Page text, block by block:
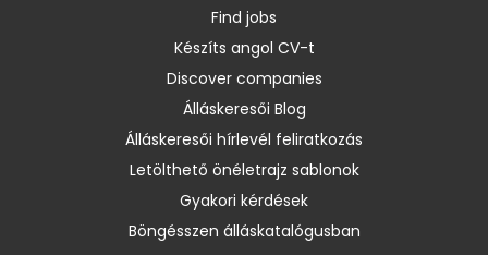
Find jobs
Készíts angol CV-t
Discover companies
Álláskeresői Blog
Álláskeresői hírlevél feliratkozás
Letölthető önéletrajz sablonok
Gyakori kérdések
Böngésszen álláskatalógusban